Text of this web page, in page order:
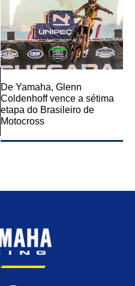
De Yamaha, Glenn
Coldenhoff vence a sétima
etapa do Brasileiro de
Motocross